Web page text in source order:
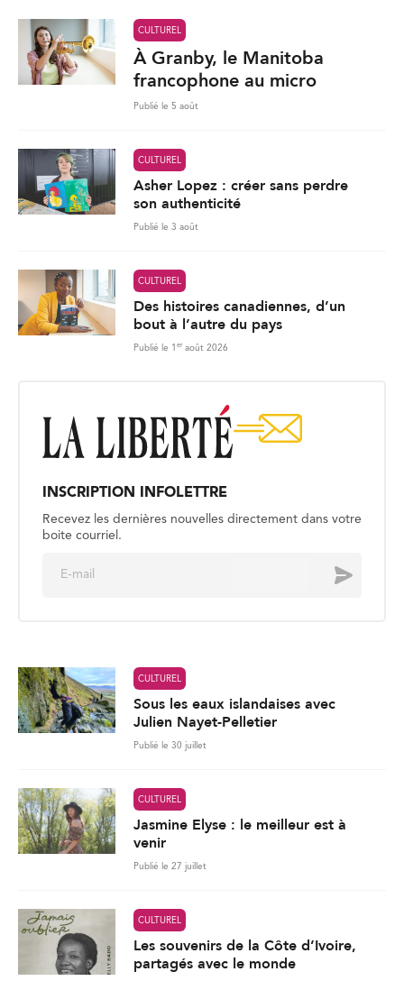
CULTUREL
À Granby, le Manitoba
francophone au micro
Publié le 5 août
CULTUREL
Asher Lopez : créer sans perdre
son authenticité
Publié le 3 août
CULTUREL
Des histoires canadiennes, d’un
bout à l’autre du pays
Publié le 1 er août 2026
INSCRIPTION INFOLETTRE
Recevez les dernières nouvelles directement dans votre
boite courriel.
Envoyer
CULTUREL
Sous les eaux islandaises avec
Julien Nayet-Pelletier
Publié le 30 juillet
CULTUREL
Jasmine Elyse : le meilleur est à
venir
Publié le 27 juillet
CULTUREL
Les souvenirs de la Côte d’Ivoire,
partagés avec le monde